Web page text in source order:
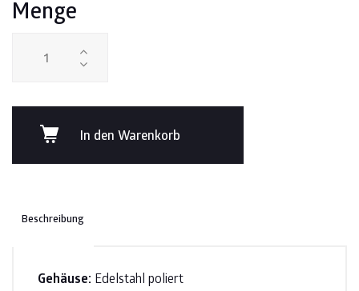
Menge
In den Warenkorb
Beschreibung
Gehäuse: Edelstahl poliert